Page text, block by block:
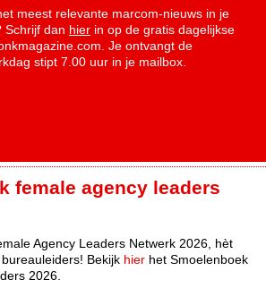
meest relevante marcom-nieuws in je
Schrijf dan hier in op de gratis dagelijkse
Je ontvangt de
stipt 7.00 uur in je mailbox.
female agency leaders
Agency Leaders Netwerk 2026, hèt
Bekijk hier het Smoelenboek
2026.